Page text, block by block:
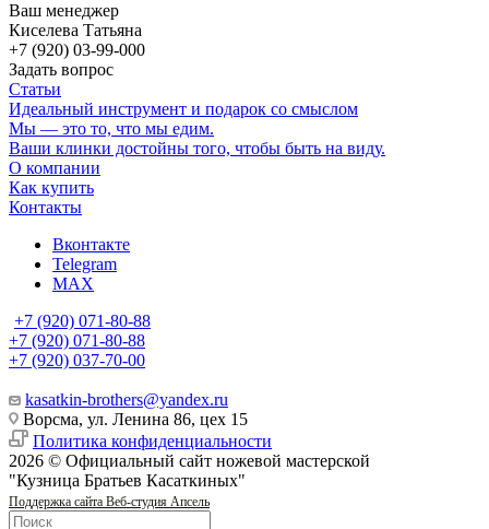
Ваш менеджер
Киселева Татьяна
+7 (920) 03-99-000
Задать вопрос
Статьи
Идеальный инструмент и подарок со смыслом
Мы — это то, что мы едим.
Ваши клинки достойны того, чтобы быть на виду.
О компании
Как купить
Контакты
Вконтакте
Telegram
MAX
+7 (920) 071-80-88
+7 (920) 071-80-88
+7 (920) 037-70-00
kasatkin-brothers@yandex.ru
Ворсма, ул. Ленина 86, цех 15
Политика конфиденциальности
2026 © Официальный сайт ножевой мастерской
"Кузница Братьев Касаткиных"
Поддержка сайта Веб-студия Апсель